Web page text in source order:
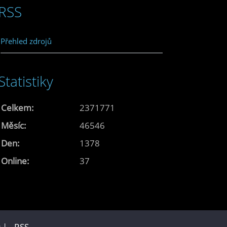
Přehled zdrojů
Online: 37
Celkem:
2371771
Měsíc:
46546
Den:
1378